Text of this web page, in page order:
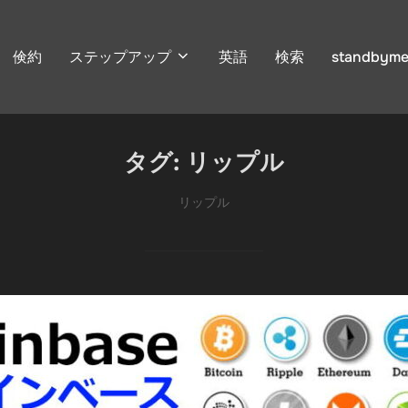
倹約 ステップアップ 英語 検索
タグ: リップル
リップル